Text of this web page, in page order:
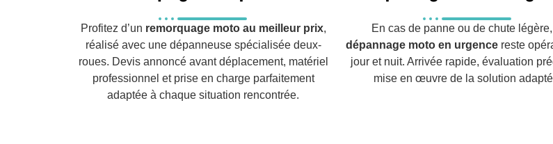
Profitez d’un remorquage moto au meilleur prix,
réalisé avec une dépanneuse spécialisée deux-
roues. Devis annoncé avant déplacement, matériel
professionnel et prise en charge parfaitement
adaptée à chaque situation rencontrée.
En cas de panne ou de chute
dépannage moto en urgencereste
jour et nuit. Arrivée rapide, évaluation
mise en œuvre de la solution